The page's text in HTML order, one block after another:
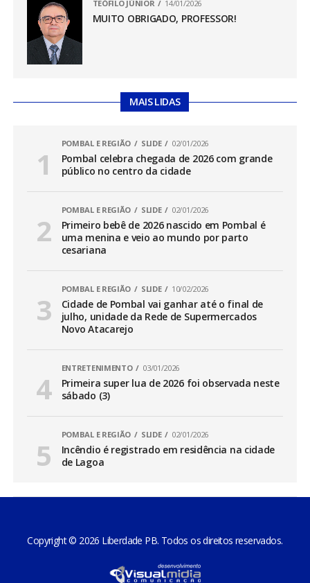
TEÓFILO JÚNIOR 14/01/2026
MUITO OBRIGADO, PROFESSOR!
MAIS LIDAS
POMBAL E REGIÃO SLIDE 02/01/2026
Pombal celebra chegada de 2026 com grande
público no centro da cidade
POMBAL E REGIÃO SLIDE 02/01/2026
Primeiro bebê de 2026 nascido em Pombal é
uma menina e veio ao mundo por parto
cesariana
POMBAL E REGIÃO SLIDE 10/02/2026
Cidade de Pombal vai ganhar até o final de
julho, unidade da Rede de Supermercados
Novo Atacarejo
ENTRETENIMENTO 03/01/2026
Primeira super lua de 2026 foi observada neste
sábado (3)
POMBAL E REGIÃO SLIDE 02/01/2026
Incêndio é registrado em residência na cidade
de Lagoa
Copyright © 2026 Liberdade PB. Todos os direitos reservados.